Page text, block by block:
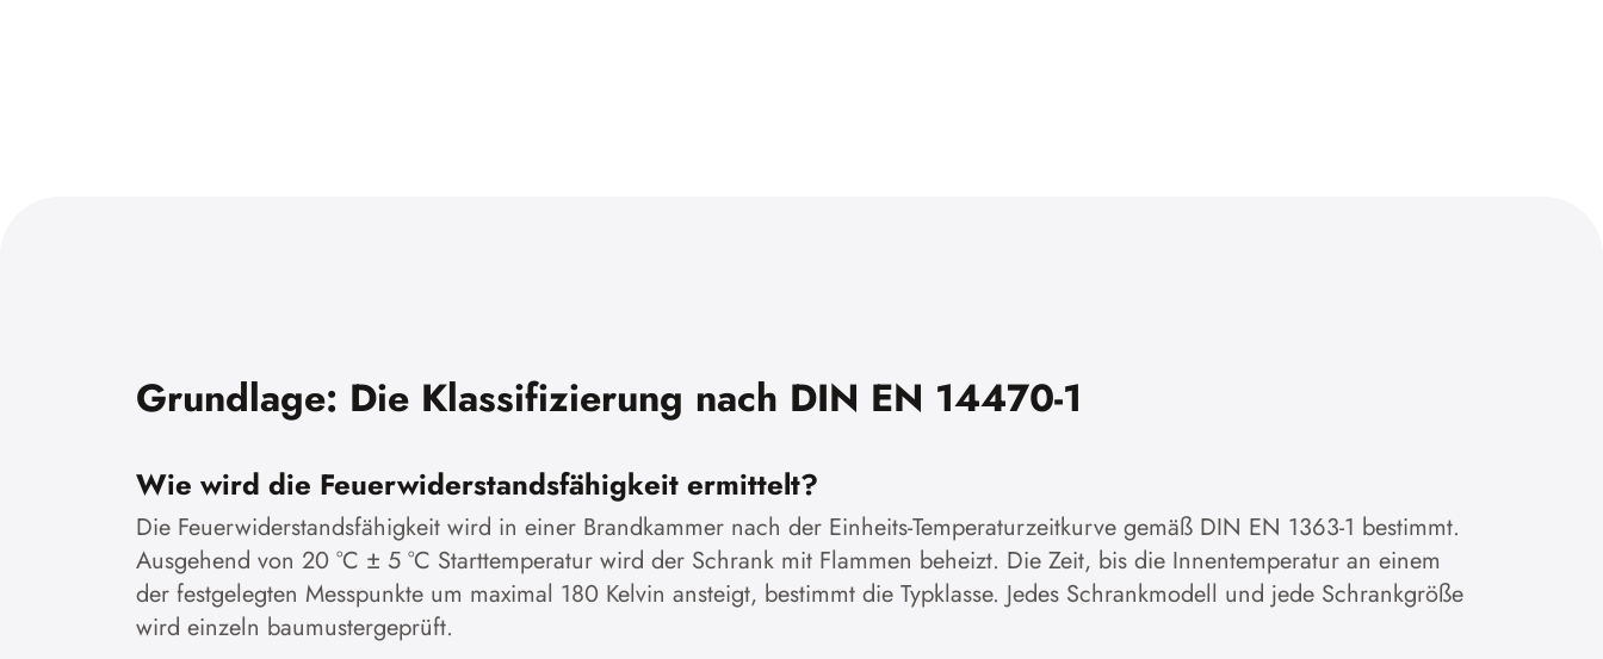
Grundlage: Die Klassifizierung nach DIN EN 14470-1
Wie wird die Feuerwiderstandsfähigkeit ermittelt?
Die Feuerwiderstandsfähigkeit wird in einer Brandkammer nach der Einheits-Temperaturzeitkurve gemäß DIN EN 1363-1 bestimmt.
Ausgehend von 20 °C ± 5 °C Starttemperatur wird der Schrank mit Flammen beheizt. Die Zeit, bis die Innentemperatur an einem
der festgelegten Messpunkte um maximal 180 Kelvin ansteigt, bestimmt die Typklasse. Jedes Schrankmodell und jede Schrankgröße
wird einzeln baumustergeprüft.